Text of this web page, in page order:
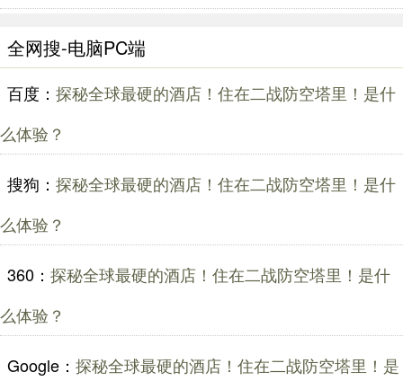
全网搜-电脑PC端
百度： 探秘全球最硬的酒店！住在二战防空塔里！是什
么体验？
搜狗： 探秘全球最硬的酒店！住在二战防空塔里！是什
么体验？
360： 探秘全球最硬的酒店！住在二战防空塔里！是什
么体验？
Google： 探秘全球最硬的酒店！住在二战防空塔里！是